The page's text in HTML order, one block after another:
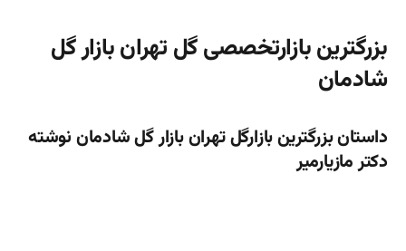
بزرگترین بازارتخصصی گل تهران بازار گل
شادمان
داستان بزرگترین بازارگل تهران بازار گل شادمان نوشته
دکتر مازیارمیر